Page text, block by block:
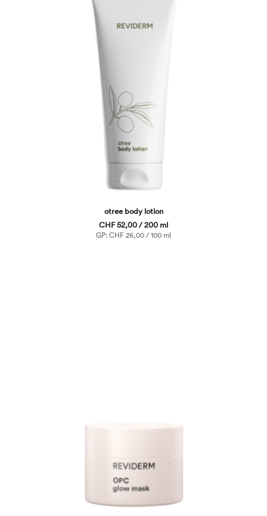
otree body lotion
CHF 52,00 / 200 ml
GP: CHF 26,00 / 100 ml